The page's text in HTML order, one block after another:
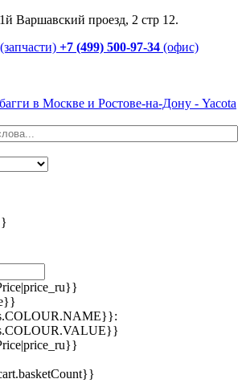
Варшавский проезд, 2 стр 12.
(запчасти) +7 (499) 500-97-34 (офис)